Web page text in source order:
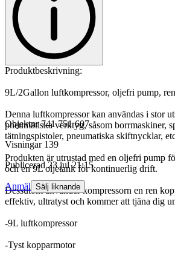
Produktbeskrivning:
9L/2Gallon luftkompressor, oljefri pump,
Denna luftkompressor kan användas i stor
pneumatiska verktyg, såsom borrmaskiner,
tätningspistoler, pneumatiska skiftnycklar,
Produkten är utrustad med en oljefri pump
och en 9L oljetank för kontinuerlig drift.
Dessutom använder kompressorn en ren
effektiv, ultratyst och kommer att tjäna dig
-9L luftkompressor
-Tyst kopparmotor
Objektnr 741 751 607
Visningar 139
Publicerad 23 jul 21:15
Anmäl Sälj liknande